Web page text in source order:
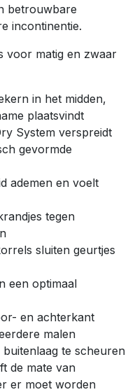
betrouwbare
incontinentie.
voor matig en zwaar
in het midden,
plaatsvindt
System verspreidt
gevormde
ademen en voelt
tegen
sluiten geurtjes
een optimaal
en achterkant
malen
te scheuren
de mate van
er moet worden